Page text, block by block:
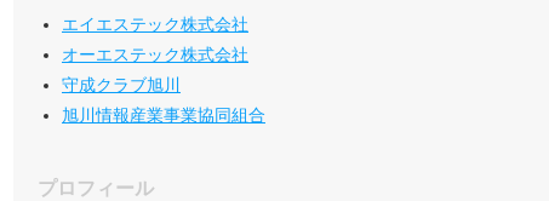
エイエステック株式会社
オーエステック株式会社
守成クラブ旭川
旭川情報産業事業協同組合
プロフィール